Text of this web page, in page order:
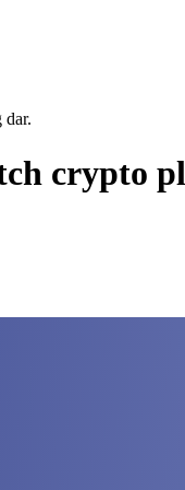
dar.
crypto